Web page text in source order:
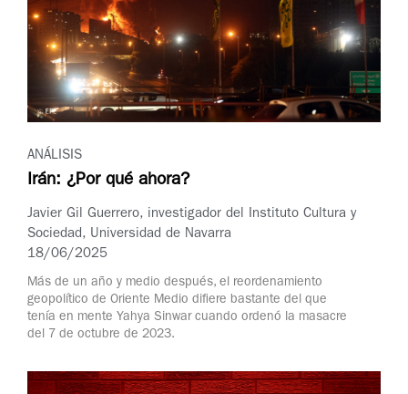
ANÁLISIS
Irán: ¿Por qué ahora?
Javier Gil Guerrero, investigador del Instituto Cultura y
Sociedad, Universidad de Navarra
18/06/2025
Más de un año y medio después, el reordenamiento
geopolítico de Oriente Medio difiere bastante del que
tenía en mente Yahya Sinwar cuando ordenó la masacre
del 7 de octubre de 2023.